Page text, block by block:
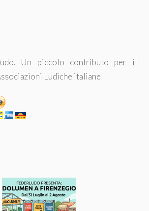
Un piccolo contributo per il
Ludiche italiane